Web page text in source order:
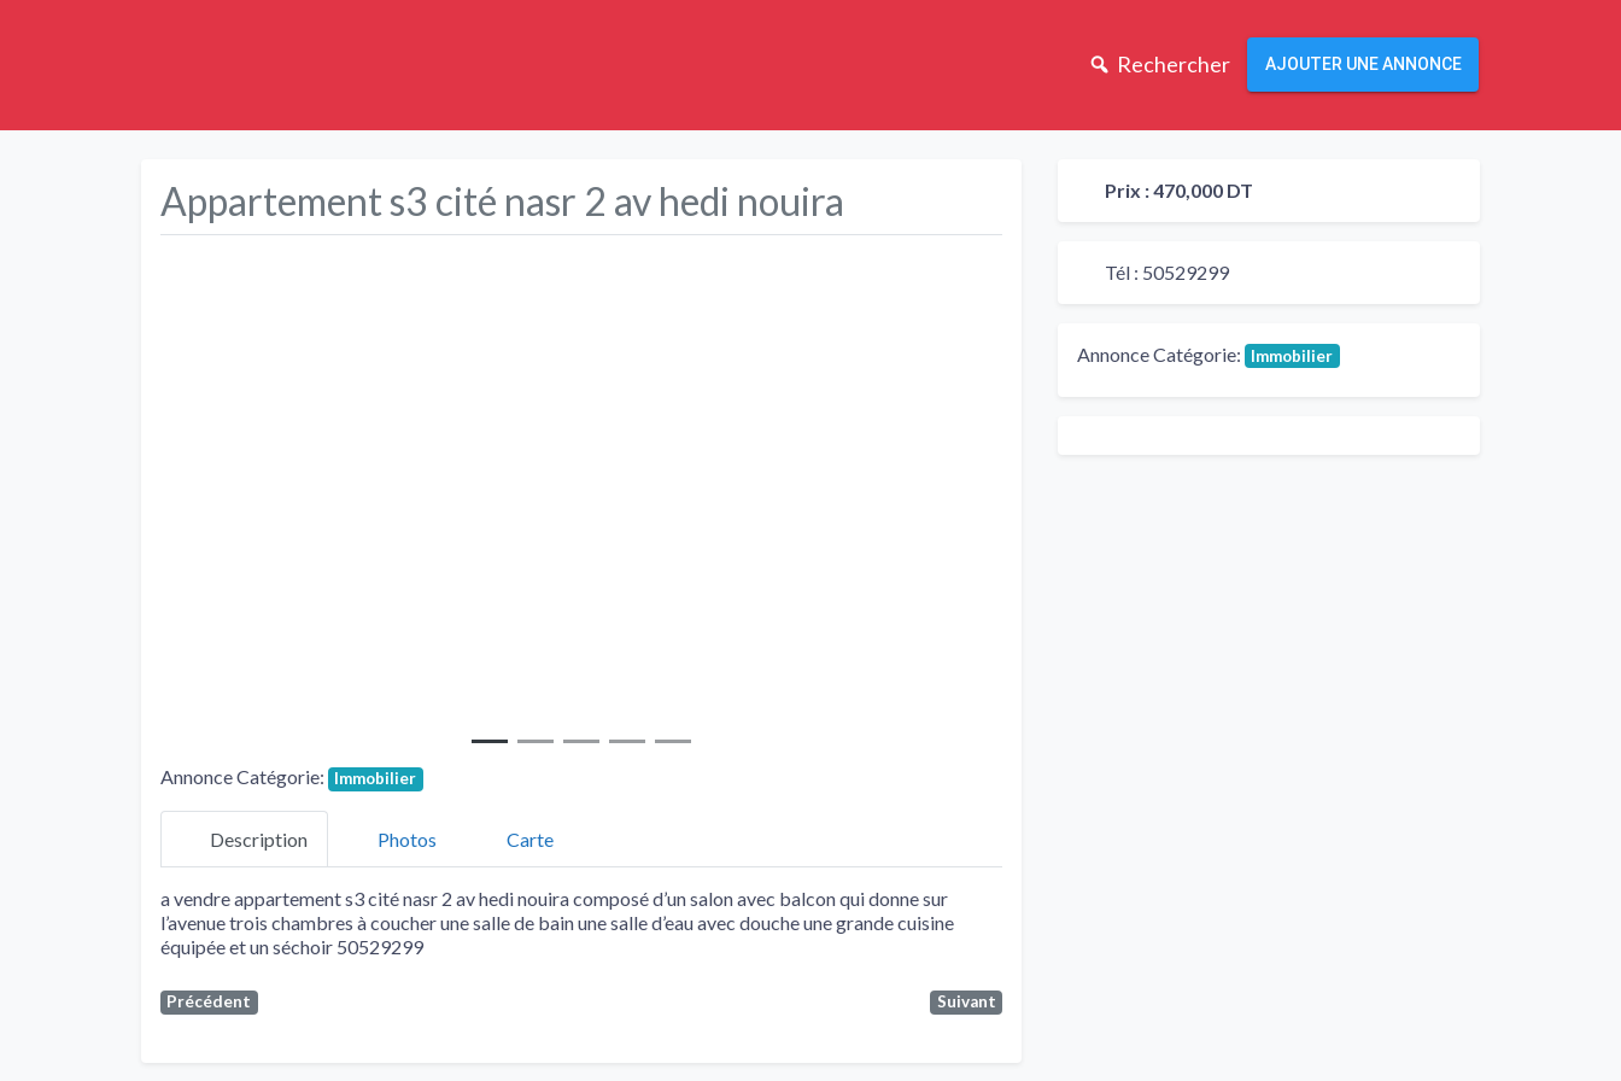
Rechercher AJOUTER UNE ANNONCE
Appartement s3 cité nasr 2 av hedi nouira
Annonce Catégorie: Immobilier
Description Photos Carte
a vendre appartement s3 cité nasr 2 av hedi nouira composé d’un salon avec balcon qui donne sur
l’avenue trois chambres à coucher une salle de bain une salle d’eau avec douche une grande cuisine
équipée et un séchoir 50529299
Précédent Suivant
Prix :470,000 DT
Tél : 50529299
Annonce Catégorie: Immobilier